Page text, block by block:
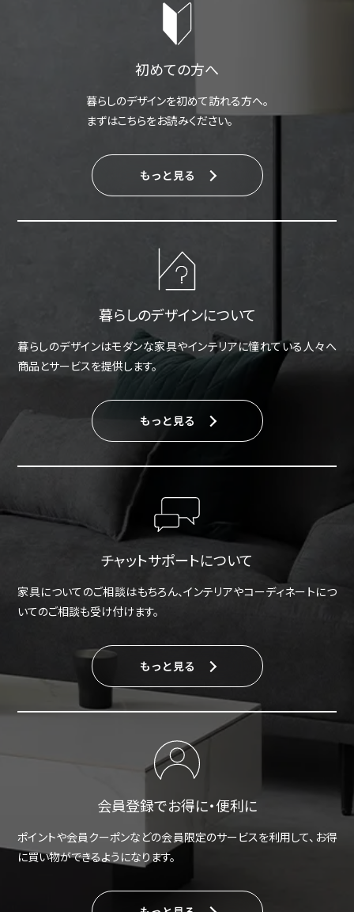
初めての方へ
暮らしのデザインを初めて訪れる方へ。
まずはこちらをお読みください。
もっと見る
暮らしのデザインについて
暮らしのデザインはモダンな家具やインテリアに憧れている人々へ
商品とサービスを提供します。
もっと見る
チャットサポートについて
家具についてのご相談はもちろん、インテリアやコーディネートにつ
いてのご相談も受け付けます。
もっと見る
会員登録でお得に・便利に
ポイントや会員クーポンなどの会員限定のサービスを利用して、お得
に買い物ができるようになります。